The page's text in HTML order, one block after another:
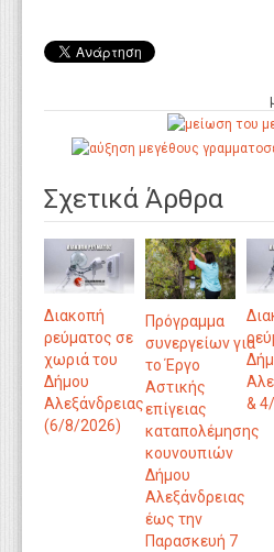
Σχετικά Άρθρα
Διακοπή
ρεύματος σε
χωριά του
Δήμου
Αλεξάνδρειας
(6/8/2026)
Πρόγραμμα
συνεργείων για
το Έργο
Αστικής
επίγειας
καταπολέμησης
κουνουπιών
Δήμου
Αλεξάνδρειας
έως την
Παρασκευή 7
&